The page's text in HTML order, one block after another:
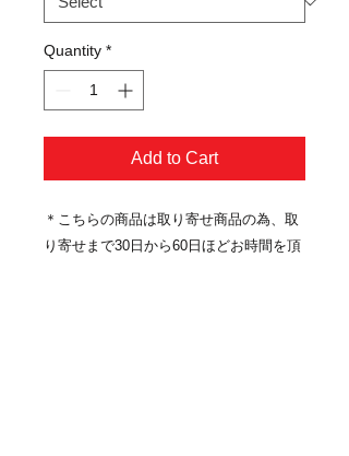
Quantity *
Add to Cart
＊こちらの商品は取り寄せ商品の為、取
り寄せまで30日から60日ほどお時間を頂